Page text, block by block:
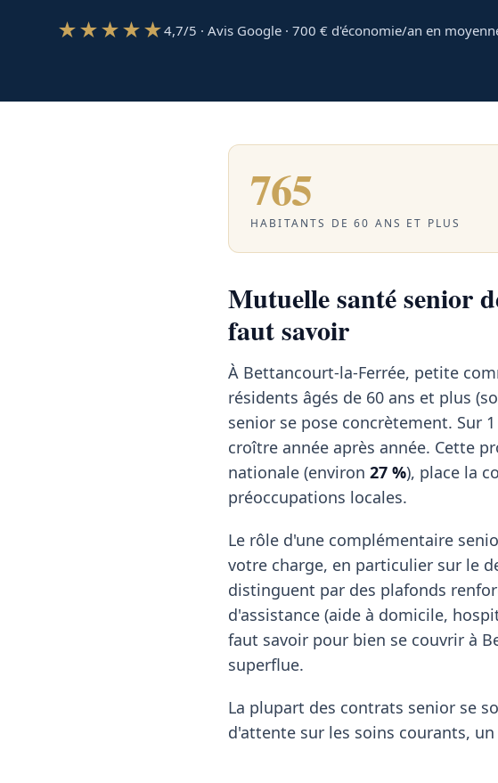
★★★★★4,7/5 · Avis Google · 700 € d'économie/an en
765
HABITANTS DE 60 ANS ET PLUS
Mutuelle santé senior
faut savoir
À Bettancourt-la-Ferrée, petite
résidents âgés de 60 ans et plus
senior se pose concrètement. Sur
croître année après année. Cette
nationale (environ 27 %), place la
préoccupations locales.
Le rôle d'une complémentaire
votre charge, en particulier sur le
distinguent par des plafonds
d'assistance (aide à domicile,
faut savoir pour bien se couvrir à
superflue.
La plupart des contrats senior se
d'attente sur les soins courants,